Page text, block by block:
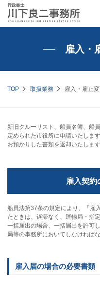
雇入・
TOP 取扱業務 雇入・雇止
新旧クルーリスト、船員名簿、船
定められた市役所に申請いたしま
お預かりした書類を返却いたします
雇入契約
船員法第37条の規定により、「雇
たときは、遅滞なく、運輸局・指
一括届出の場合、一括届出を許可
局等の事務所においてしなければ
雇入届の場合の必要書類